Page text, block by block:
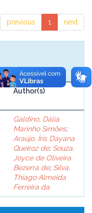
previous 1 next
Author(s)
Galdino, Dália
Marinho Simões;
Araújo, Íris Dayana
Queiroz de; Souza,
Joyce de Oliveira
Bezerra de; Silva,
Thiago Almeida
Ferreira da